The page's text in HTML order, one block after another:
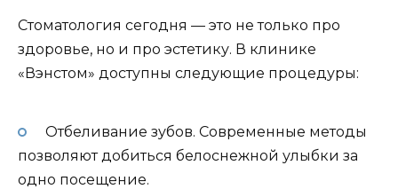
Стоматология сегодня — это не только про
здоровье, но и про эстетику. В клинике
«Вэнстом» доступны следующие процедуры:
Отбеливание зубов. Современные методы
позволяют добиться белоснежной улыбки за
одно посещение.